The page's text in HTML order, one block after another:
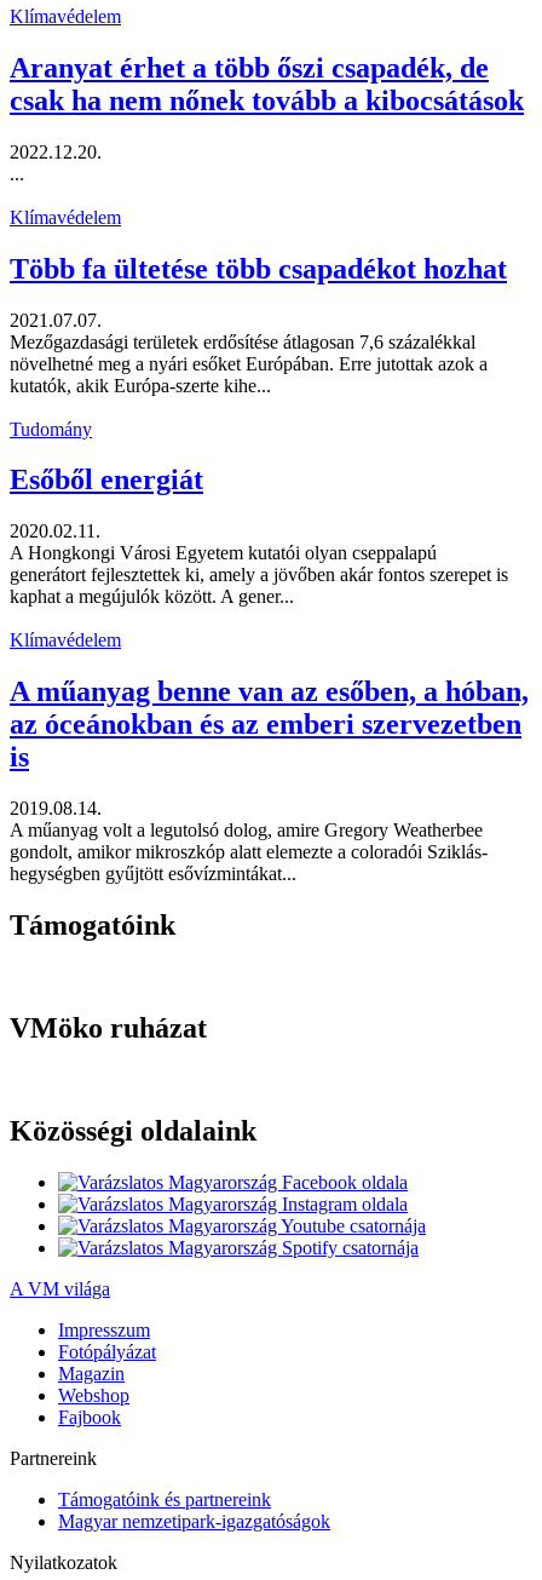
Klímavédelem
Aranyat érhet a több őszi csapadék, de
csak ha nem nőnek tovább a kibocsátások
2022.12.20.
...
Klímavédelem
Több fa ültetése több csapadékot hozhat
2021.07.07.
Mezőgazdasági területek erdősítése átlagosan 7,6 százalékkal
növelhetné meg a nyári esőket Európában. Erre jutottak azok a
kutatók, akik Európa-szerte kihe...
Tudomány
Esőből energiát
2020.02.11.
A Hongkongi Városi Egyetem kutatói olyan cseppalapú
generátort fejlesztettek ki, amely a jövőben akár fontos szerepet is
kaphat a megújulók között. A gener...
Klímavédelem
A műanyag benne van az esőben, a hóban,
az óceánokban és az emberi szervezetben
is
2019.08.14.
A műanyag volt a legutolsó dolog, amire Gregory Weatherbee
gondolt, amikor mikroszkóp alatt elemezte a coloradói Sziklás-
hegységben gyűjtött esővízmintákat...
Támogatóink
VMöko ruházat
Közösségi oldalaink
A VM világa
Impresszum
Fotópályázat
Magazin
Webshop
Fajbook
Partnereink
Támogatóink és partnereink
Magyar nemzetipark-igazgatóságok
Nyilatkozatok